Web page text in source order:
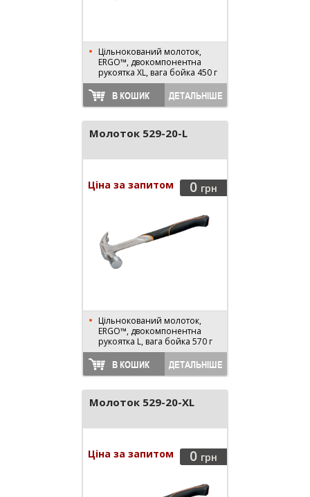
Цільнокований молоток,
ERGO™, двокомпонентна
рукоятка XL, вага бойка 450 г
В КОШИК ДЕТАЛЬНІШЕ
Молоток 529-20-L
0 грн
Ціна за запитом
Цільнокований молоток,
ERGO™, двокомпонентна
рукоятка L, вага бойка 570 г
В КОШИК ДЕТАЛЬНІШЕ
Молоток 529-20-XL
0 грн
Ціна за запитом